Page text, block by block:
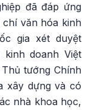
đã đáp ứng
chí văn hóa kinh
gia xét duyệt
kinh doanh Việt
tướng Chính
xây dựng và có
nhà khoa học,